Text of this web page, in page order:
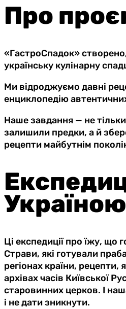
Про
«ГастроСпадок»
українську кулінарну
Ми відроджуємо давні
енциклопедію
Наше завдання — не
залишили предки, а й
рецепти майбутнім
Україною
Ці експедиції про їжу, що
Страви, які готували
регіонах країни, рецепти,
архівах часів Київської
старовинних церков. І
і не дати зникнути.